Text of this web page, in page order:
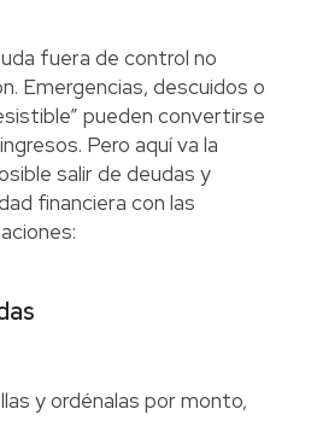
fuera de control no
Emergencias, descuidos o
pueden convertirse
Pero aquí va la
salir de deudas y
financiera con las
y ordénalas por monto,